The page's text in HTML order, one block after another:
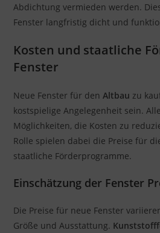
Abdichtung vermieden werden.
Fenster langfristig dicht und
Kosten und staatliche
Fenster
Neue Fenster für denAltbau zu
kostspielige Angelegenheit sein.
Möglichkeiten, die Kosten zu
Rolle spielen dabei die Preise für
staatliche Förderprogramme.
Einschätzung der Fenster
Die Preise für neue Fenster
Größe und Ausstattung.